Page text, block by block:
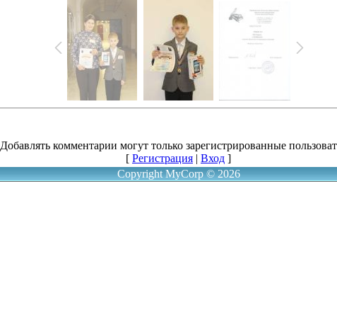
Добавлять комментарии могут только зарегистрированные
[ Регистрация | Вход ]
Copyright MyCorp © 2026